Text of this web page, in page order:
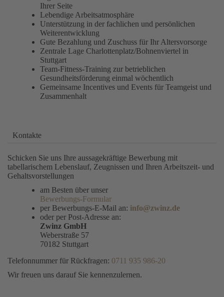
Ihrer Seite
Lebendige Arbeitsatmosphäre
Unterstützung in der fachlichen und persönlichen
Weiterentwicklung
Gute Bezahlung und Zuschuss für Ihr Altersvorsorge
Zentrale Lage Charlottenplatz/Bohnenviertel in
Stuttgart
Team-Fitness-Training zur betrieblichen
Gesundheitsförderung einmal wöchentlich
Gemeinsame Incentives und Events für Teamgeist und
Zusammenhalt
Kontakte
Schicken Sie uns Ihre aussagekräftige Bewerbung mit
tabellarischem Lebenslauf, Zeugnissen und Ihren Arbeitszeit- und
Gehaltsvorstellungen
am Besten über unser
Bewerbungs-Formular
per Bewerbungs-E-Mail an: info@zwinz.de
oder per Post-Adresse an:
Zwinz GmbH
Weberstraße 57
70182 Stuttgart
Telefonnummer für Rückfragen: 0711 935 986-20
Wir freuen uns darauf Sie kennenzulernen.